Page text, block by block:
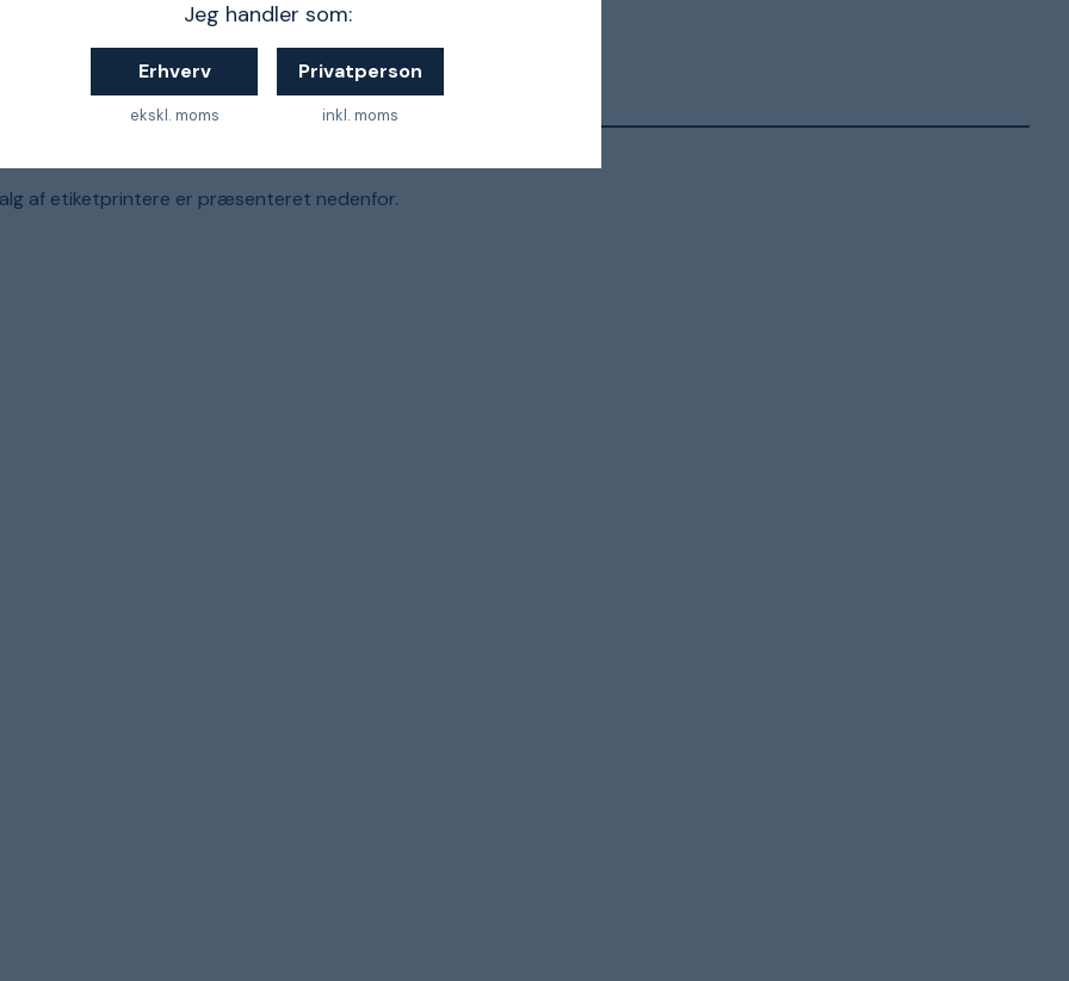
Jeg handler som:
Erhverv
ekskl. moms
Privatperson
inkl. moms
af etiketprintere er præsenteret nedenfor.